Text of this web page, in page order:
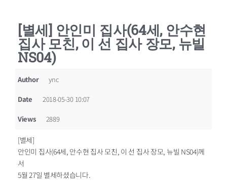
[별세] 안인미 집사(64세, 안수현
집사 모친, 이 선 집사 장모, 뉴빌
NS04)
Author ync
Date 2018-05-30 10:07
Views 2889
[별세]
안인미 집사(64세, 안수현 집사 모친, 이 선 집사 장모, 뉴빌 NS04)께
서
5월 27일 별세하셨습니다.